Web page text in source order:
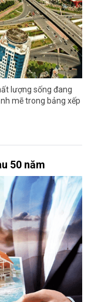
lượng sống đang
mẽ trong bảng xếp
50 năm